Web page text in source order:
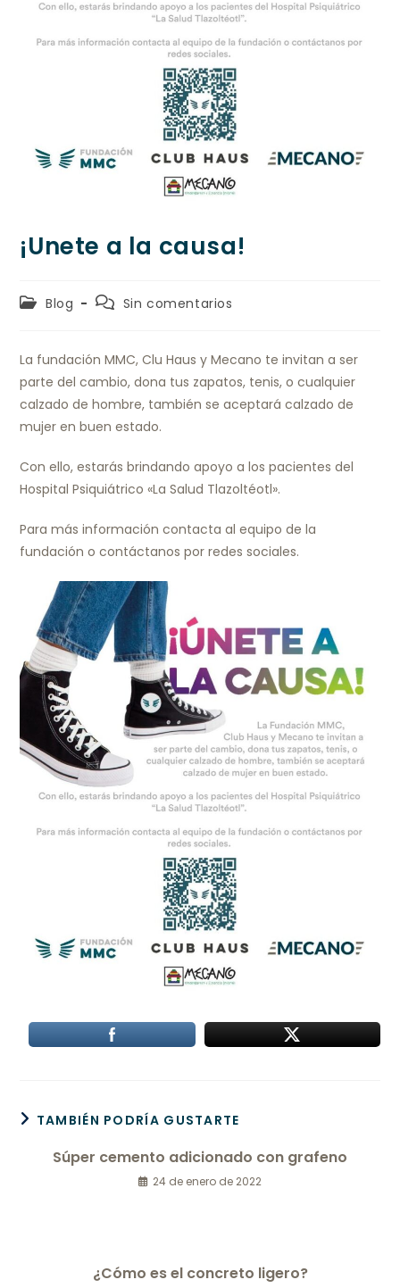
¡Unete a la causa!
Blog Sin comentarios
La fundación MMC, Clu Haus y Mecano te invitan a ser
parte del cambio, dona tus zapatos, tenis, o cualquier
calzado de hombre, también se aceptará calzado de
mujer en buen estado.
Con ello, estarás brindando apoyo a los pacientes del
Hospital Psiquiátrico «La Salud Tlazoltéotl».
Para más información contacta al equipo de la
fundación o contáctanos por redes sociales.
TAMBIÉN PODRÍA GUSTARTE
Súper cemento adicionado con grafeno
24 de enero de 2022
¿Cómo es el concreto ligero?